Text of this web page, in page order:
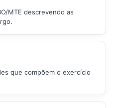
MTE descrevendo as
que compõem o exercício